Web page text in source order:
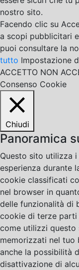
nostro sito.
Facendo clic su
a scopi pubblicitari
puoi consultare la
tutto Impostazione
ACCETTO NON
Consenso Cookie
Chiudi
Panoramica
Questo sito utilizza
esperienza durante
cookie classificati
nel browser in
delle funzionalità di
cookie di terze parti
come utilizzi questo
memorizzati nel tuo
anche la possibilità
disattivazione di